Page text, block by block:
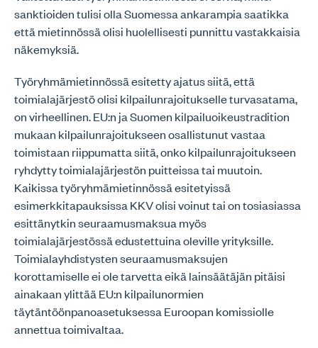
sanktioiden tulisi olla Suomessa ankarampia saatikka
että mietinnössä olisi huolellisesti punnittu vastakkaisia
näkemyksiä.
Työryhmämietinnössä esitetty ajatus siitä, että
toimialajärjestö olisi kilpailunrajoitukselle turvasatama,
on virheellinen. EU:n ja Suomen kilpailuoikeustradition
mukaan kilpailunrajoitukseen osallistunut vastaa
toimistaan riippumatta siitä, onko kilpailunrajoitukseen
ryhdytty toimialajärjestön puitteissa tai muutoin.
Kaikissa työryhmämietinnössä esitetyissä
esimerkkitapauksissa KKV olisi voinut tai on tosiasiassa
esittänytkin seuraamusmaksua myös
toimialajärjestössä edustettuina oleville yrityksille.
Toimialayhdistysten seuraamusmaksujen
korottamiselle ei ole tarvetta eikä lainsäätäjän pitäisi
ainakaan ylittää EU:n kilpailunormien
täytäntöönpanoasetuksessa Euroopan komissiolle
annettua toimivaltaa.